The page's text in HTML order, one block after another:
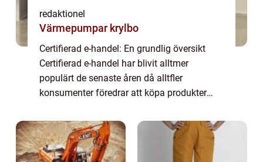
redaktionel
Värmepumpar krylbo
Certifierad e-handel: En grundlig översikt
Certifierad e-handel har blivit alltmer
populärt de senaste åren då alltfler
konsumenter föredrar att köpa produkter
och säkerställa kundnöjdhet har
onlinebutikä...